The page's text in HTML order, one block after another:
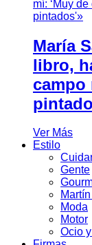
María
libro,
campo
Ver Más
Estilo
Gente
Moda
Motor
Ocio